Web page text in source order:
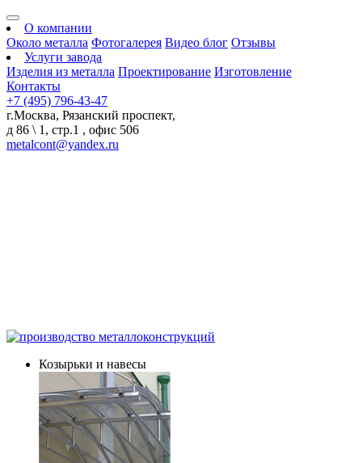
О компании
Около металла Фотогалерея Видео блог Отзывы
Услуги завода
Изделия из металла Проектирование Изготовление
Контакты
+7 (495) 796-43-47
г.Москва, Рязанский проспект,
д 86 \ 1, стр.1 , офис 506
metalcont@yandex.ru
Козырьки и навесы